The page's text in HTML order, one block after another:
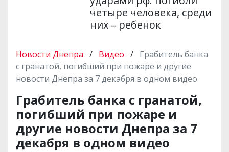
четыре человека, среди
них – ребенок
Новости Днепра / Видео / Грабитель банка
с гранатой, погибший при пожаре и другие
новости Днепра за 7 декабря в одном видео
Грабитель банка с гранатой,
погибший при пожаре и
другие новости Днепра за 7
декабря в одном видео